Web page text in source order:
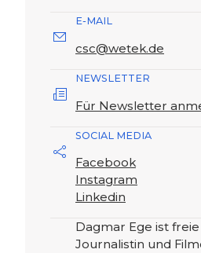
E-MAIL
csc@wetek.de
NEWSLETTER
Für Newsletter
SOCIAL MEDIA
Facebook
Instagram
Linkedin
Dagmar Ege ist
Journalistin und